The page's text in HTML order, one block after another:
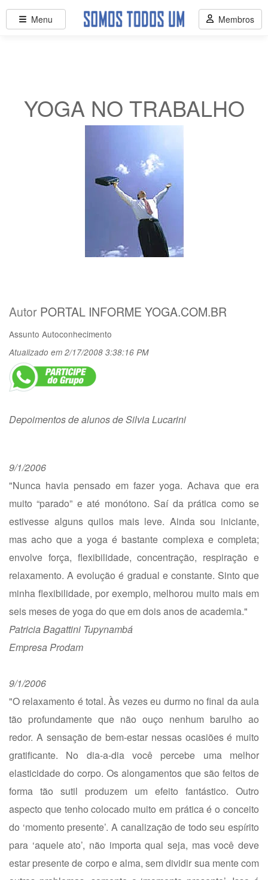
YOGA NO TRABALHO
Autor PORTAL INFORME YOGA.COM.BR
Assunto Autoconhecimento
Atualizado em 2/17/2008 3:38:16 PM
Depoimentos de alunos de Silvia Lucarini
9/1/2006
"Nunca havia pensado em fazer yoga. Achava que era
muito “parado” e até monótono. Saí da prática como se
estivesse alguns quilos mais leve. Ainda sou iniciante,
mas acho que a yoga é bastante complexa e completa;
envolve força, flexibilidade, concentração, respiração e
relaxamento. A evolução é gradual e constante. Sinto que
minha flexibilidade, por exemplo, melhorou muito mais em
seis meses de yoga do que em dois anos de academia."
Patricia Bagattini Tupynambá
Empresa Prodam
9/1/2006
"O relaxamento é total. Às vezes eu durmo no final da aula
tão profundamente que não ouço nenhum barulho ao
redor. A sensação de bem-estar nessas ocasiões é muito
gratificante. No dia-a-dia você percebe uma melhor
elasticidade do corpo. Os alongamentos que são feitos de
forma tão sutil produzem um efeito fantástico. Outro
aspecto que tenho colocado muito em prática é o conceito
do ‘momento presente’. A canalização de todo seu espírito
para ‘aquele ato’, não importa qual seja, mas você deve
estar presente de corpo e alma, sem dividir sua mente com
Menu Membros